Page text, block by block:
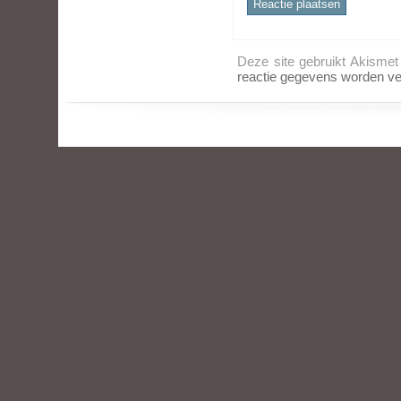
Deze site gebruikt
reactie gegevens worden